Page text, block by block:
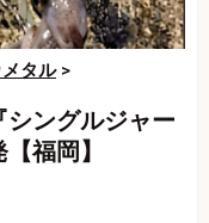
タル>
ングルジャー
福岡】